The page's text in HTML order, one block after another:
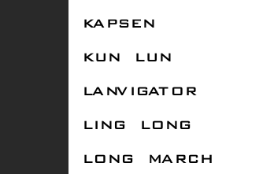
KAPSEN
KUN LUN
LANVIGATOR
LING LONG
LONG MARCH